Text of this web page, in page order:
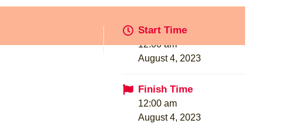
Start Time
12:00 am
August 4, 2023
Finish Time
12:00 am
August 4, 2023